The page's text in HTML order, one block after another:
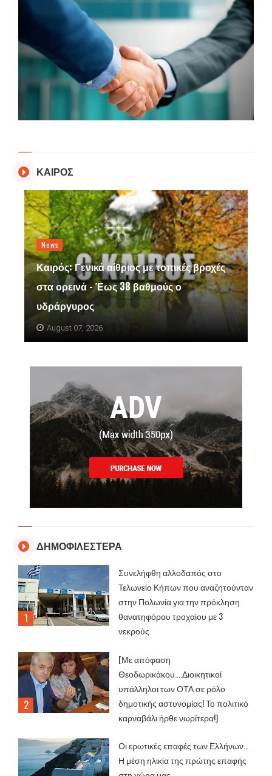
ΚΑΙΡΟΣ
News
Καιρός: Γενικά αίθριος με τοπικές βροχές
στα ορεινά - Έως 38 βαθμούς ο
υδράργυρος
August 07, 2026
ΔΗΜΟΦΙΛΕΣΤΕΡΑ
Συνελήφθη αλλοδαπός στο
Τελωνείο Κήπων που αναζητούνταν
στην Πολωνία για την πρόκληση
θανατηφόρου τροχαίου με 3
νεκρούς
[Με απόφαση
Θεοδωρικάκου....Διοικητικοί
υπάλληλοι των ΟΤΑ σε ρόλο
δημοτικής αστυνομίας! Το πολιτικό
καρναβάλι ήρθε νωρίτερα!]
Οι ερωτικές επαφές των Ελλήνων…
Η μέση ηλικία της πρώτης επαφής